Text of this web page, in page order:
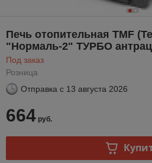
Печь отопительная TMF
"Нормаль-2" ТУРБО
Под заказ
Розница
Отправка с 13 августа 2026
664 руб.